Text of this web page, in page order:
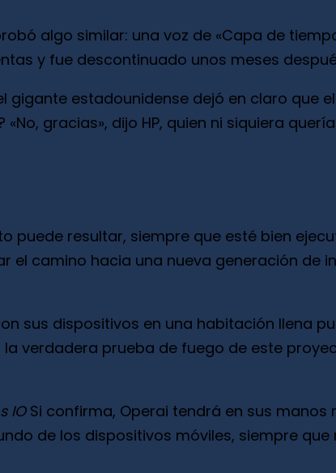
algo similar: una voz de «Capa de
y fue descontinuado unos meses
gigante estadounidense dejó en claro que
gracias», dijo HP, quien ni siquiera
puede resultar, siempre que esté bien
el camino hacia una nueva generación de
sus dispositivos en una habitación llena
verdadera prueba de fuego de este
IOSi confirma, Operai tendrá en sus manos
de los dispositivos móviles, siempre